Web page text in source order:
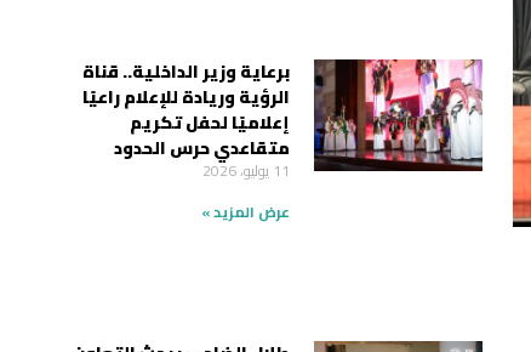
برعاية وزير الداخلية.. قناة
الرؤية وريادة للإعلام راعيًا
إعلاميًا لحفل تكريم
متقاعدي حرس الحدود
11 يوليو، 2026
عرض المزيد »